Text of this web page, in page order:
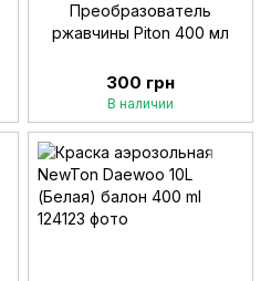
Преобразователь
ржавчины Piton 400 мл
300 грн
В наличии